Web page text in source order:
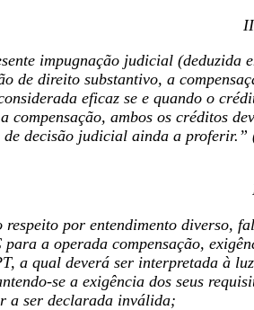
impugnação judicial
de direito substantivo, a
eficaz se e quando o
compensação, ambos os créditos
decisão judicial ainda a
respeito por entendimento diverso,
a operada compensação,
a qual deverá ser interpretada à
se a exigência dos seus
a ser declarada inválida;